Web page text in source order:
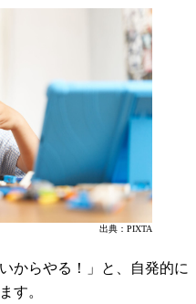
出典：PIXTA
からやる！」と、自発的に
す。